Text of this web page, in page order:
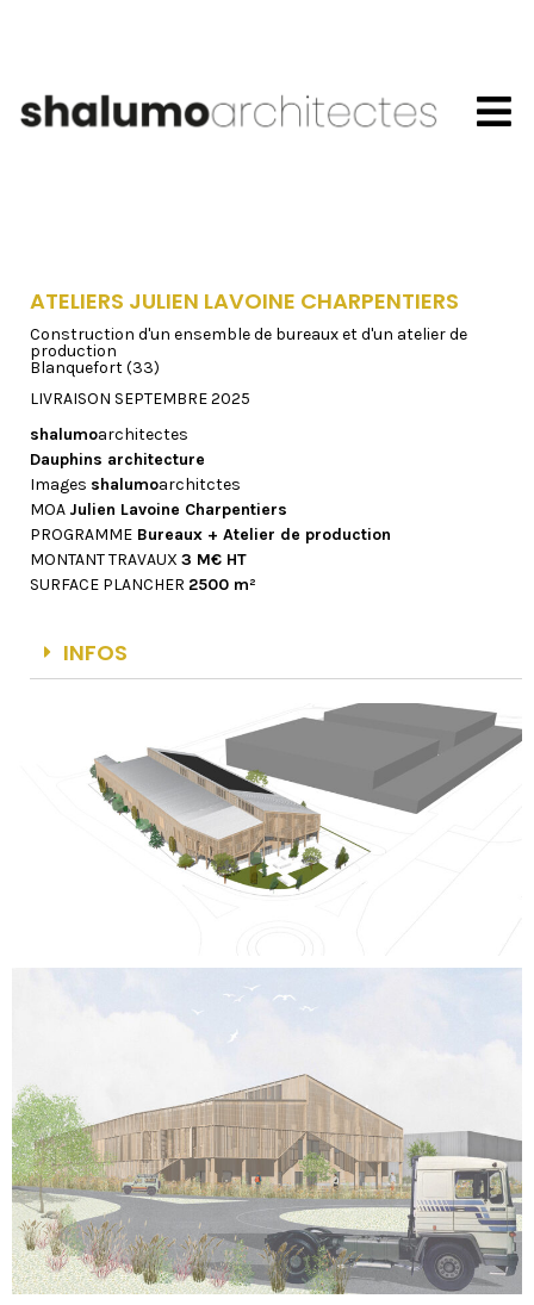
ATELIERS JULIEN LAVOINE CHARPENTIERS
Construction d'un ensemble de bureaux et d'un atelier de
production
Blanquefort (33)
LIVRAISON SEPTEMBRE 2025
shalumoarchitectes
Dauphins architecture
Images shalumoarchitctes
MOA Julien Lavoine Charpentiers
PROGRAMME Bureaux + Atelier de production
MONTANT TRAVAUX 3 M€ HT
SURFACE PLANCHER 2500 m²
INFOS